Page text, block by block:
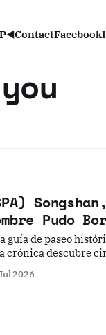
ContactFacebook
Pudo
guía de paseo
crónica descubre
por tres siglos
2026